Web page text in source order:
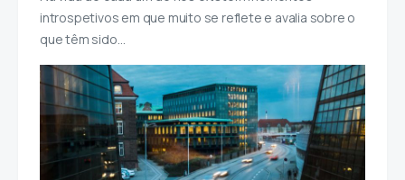
introspetivos em que muito se reflete e avalia sobre o
que têm sido…